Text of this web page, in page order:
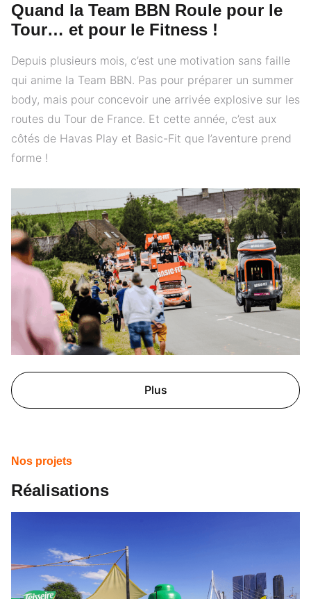
Quand la Team BBN Roule pour le
Tour… et pour le Fitness !
Depuis plusieurs mois, c’est une motivation sans faille
qui anime la Team BBN. Pas pour préparer un summer
body, mais pour concevoir une arrivée explosive sur les
routes du Tour de France. Et cette année, c’est aux
côtés de Havas Play et Basic-Fit que l’aventure prend
forme !
Plus
Nos projets
Réalisations